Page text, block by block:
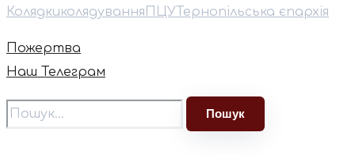
Колядкиколядування ПЦУ Тернопільська єпархія
Пожертва
Наш Телеграм